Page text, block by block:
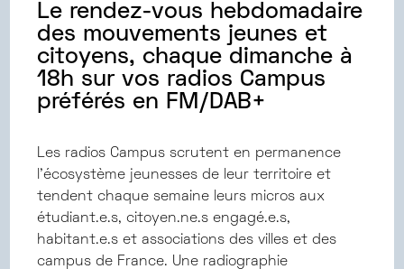
Le rendez-vous hebdomadaire
des mouvements jeunes et
citoyens, chaque dimanche à
18h sur vos radios Campus
préférés en FM/DAB+
Les radios Campus scrutent en permanence
l'écosystème jeunesses de leur territoire et
tendent chaque semaine leurs micros aux
étudiant.e.s, citoyen.ne.s engagé.e.s,
habitant.e.s et associations des villes et des
campus de France. Une radiographie